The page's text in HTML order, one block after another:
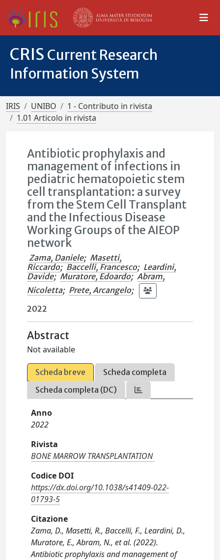
CRIS Current Research
Information System
IRIS UNIBO
1 - Contributo in rivista
1.01 Articolo in rivista
Antibiotic prophylaxis and
management of infections in
pediatric hematopoietic stem
cell transplantation: a survey
from the Stem Cell Transplant
and the Infectious Disease
Working Groups of the AIEOP
network
Zama, Daniele; Masetti,
Riccardo; Baccelli, Francesco; Leardini,
Davide; Muratore, Edoardo; Abram,
Nicoletta; Prete, Arcangelo;
2022
Abstract
Not available
Scheda breve
Scheda completa
Scheda completa (DC)
Anno
2022
Rivista
BONE MARROW TRANSPLANTATION
Codice DOI
https://dx.doi.org/10.1038/s41409-022-
01793-5
Citazione
Zama, D., Masetti, R., Baccelli, F., Leardini, D.,
Muratore, E., Abram, N., et al. (2022).
Antibiotic prophylaxis and management of